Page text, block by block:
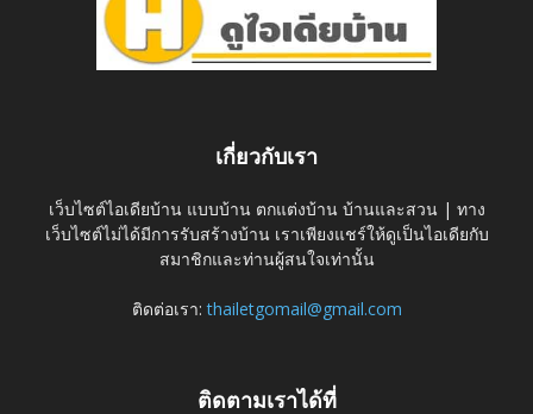
เกี่ยวกับเรา
เว็บไซต์ไอเดียบ้าน แบบบ้าน ตกแต่งบ้าน บ้านและสวน | ทาง
เว็บไซต์ไม่ได้มีการรับสร้างบ้าน เราเพียงแชร์ให้ดูเป็นไอเดียกับ
สมาชิกและท่านผู้สนใจเท่านั้น
ติดต่อเรา:thailetgomail@gmail.com
ติดตามเราได้ที่